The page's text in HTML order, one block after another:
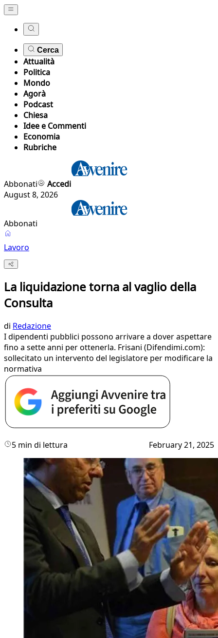
Cerca
Attualità
Politica
Mondo
Agorà
Podcast
Chiesa
Idee e Commenti
Economia
Rubriche
Abbonati
Accedi
August 8, 2026
Abbonati
Lavoro
La liquidazione torna al vaglio della
Consulta
di Redazione
I dipendenti pubblici possono arrivare a dover aspettare
fino a sette anni per ottenerla. Frisani (Difendimi.com):
sollecitato un intervento del legislatore per modificare la
normativa
5 min di lettura February 21, 2025